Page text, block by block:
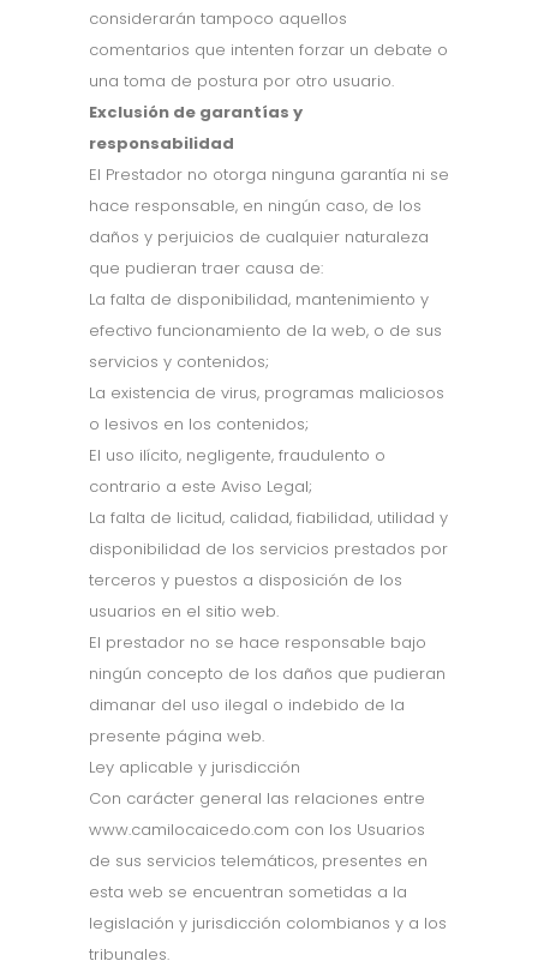
considerarán tampoco aquellos
comentarios que intenten forzar un debate o
una toma de postura por otro usuario.
Exclusión de garantías y
responsabilidad
El Prestador no otorga ninguna garantía ni se
hace responsable, en ningún caso, de los
daños y perjuicios de cualquier naturaleza
que pudieran traer causa de:
La falta de disponibilidad, mantenimiento y
efectivo funcionamiento de la web, o de sus
servicios y contenidos;
La existencia de virus, programas maliciosos
o lesivos en los contenidos;
El uso ilícito, negligente, fraudulento o
contrario a este Aviso Legal;
La falta de licitud, calidad, fiabilidad, utilidad y
disponibilidad de los servicios prestados por
terceros y puestos a disposición de los
usuarios en el sitio web.
El prestador no se hace responsable bajo
ningún concepto de los daños que pudieran
dimanar del uso ilegal o indebido de la
presente página web.
Ley aplicable y jurisdicción
Con carácter general las relaciones entre
www.camilocaicedo.com con los Usuarios
de sus servicios telemáticos, presentes en
esta web se encuentran sometidas a la
legislación y jurisdicción colombianos y a los
tribunales.